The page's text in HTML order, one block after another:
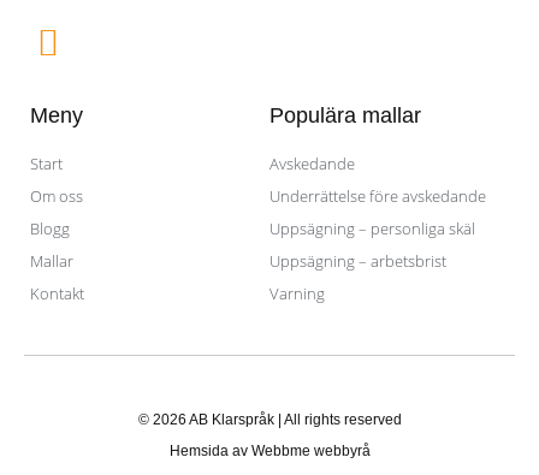
F
c
e
b
o
o
k
Meny
Start
Om oss
Blogg
Mallar
Kontakt
Populära mallar
Avskedande
Underrättelse före avskedande
Uppsägning – personliga skäl
Uppsägning – arbetsbrist
Varning
© 2026 AB Klarspråk | All rights reserved
Hemsida av Webbme webbyrå